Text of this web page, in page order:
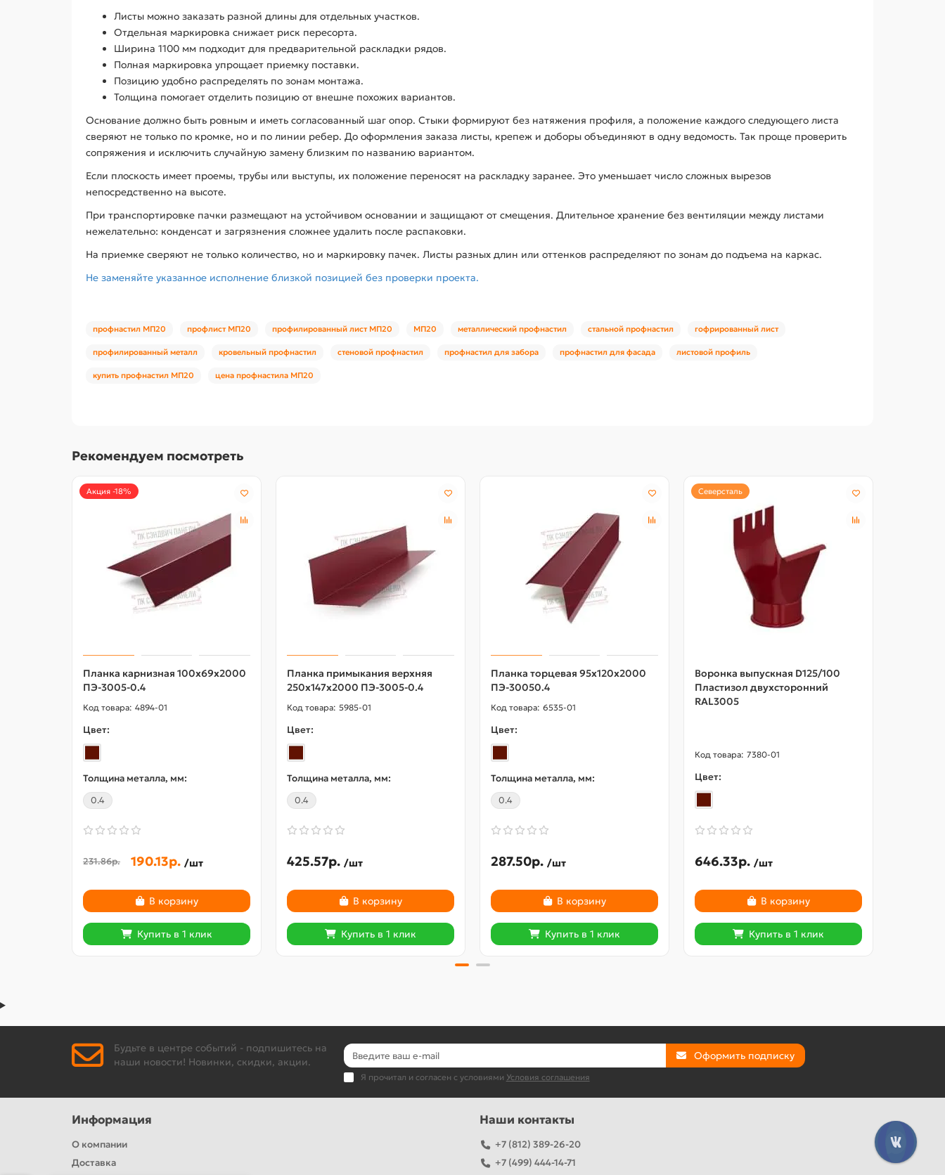
Листы можно заказать разной длины для отдельных участков.
Отдельная маркировка снижает риск пересорта.
Ширина 1100 мм подходит для предварительной раскладки рядов.
Полная маркировка упрощает приемку поставки.
Позицию удобно распределять по зонам монтажа.
Толщина помогает отделить позицию от внешне похожих вариантов.
Основание должно быть ровным и иметь согласованный шаг опор. Стыки формируют без натяжения профиля, а положение каждого следующего листа
сверяют не только по кромке, но и по линии ребер. До оформления заказа листы, крепеж и доборы объединяют в одну ведомость. Так проще проверить
сопряжения и исключить случайную замену близким по названию вариантом.
Если плоскость имеет проемы, трубы или выступы, их положение переносят на раскладку заранее. Это уменьшает число сложных вырезов
непосредственно на высоте.
При транспортировке пачки размещают на устойчивом основании и защищают от смещения. Длительное хранение без вентиляции между листами
нежелательно: конденсат и загрязнения сложнее удалить после распаковки.
На приемке сверяют не только количество, но и маркировку пачек. Листы разных длин или оттенков распределяют по зонам до подъема на каркас.
Не заменяйте указанное исполнение близкой позицией без проверки проекта.
профнастил МП20 профлист МП20 профилированный лист МП20 МП20 металлический профнастил стальной профнастил гофрированный лист
профилированный металл кровельный профнастил стеновой профнастил профнастил для забора профнастил для фасада листовой профиль
купить профнастил МП20 цена профнастила МП20
Рекомендуем посмотреть
Акция -18%
Планка карнизная 100х69х2000
ПЭ-3005-0.4
4894-01
Цвет:
Толщина металла, мм:
0.4
231.86р. 190.13р. /шт
В корзину
Купить в 1 клик
Планка примыкания верхняя
250х147х2000 ПЭ-3005-0.4
5985-01
Цвет:
Толщина металла, мм:
0.4
425.57р. /шт
В корзину
Купить в 1 клик
Планка торцевая 95х120х2000
ПЭ-30050.4
6535-01
Цвет:
Толщина металла, мм:
0.4
287.50р. /шт
В корзину
Купить в 1 клик
Северсталь
Воронка выпускная D125/100
Пластизол двухсторонний
RAL3005
7380-01
Цвет:
646.33р. /шт
В корзину
Купить в 1 клик
Будьте в центре событий - подпишитесь на
наши новости! Новинки, скидки, акции.
Оформить подписку
Я прочитал и согласен с условиями Условия соглашения
Информация
О компании
Доставка
Наши контакты
+7 (812) 389-26-20
+7 (499) 444-14-71